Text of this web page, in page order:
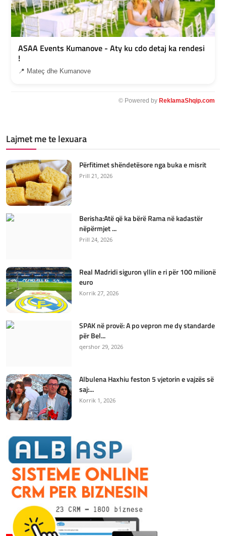
ASAA Events Kumanove - Aty ku cdo detaj ka rendesi
!
📍 Mateç dhe Kumanove
© Powered by ReklamaShqip.com
Lajmet me te lexuara
Përfitimet shëndetësore nga buka e misrit
Prill 21, 2026
Berisha:Atë që ka bërë Rama në kadastër
nëpërmjet ...
Prill 24, 2026
Real Madridi siguron yllin e ri për 100 milionë
euro
Korrik 27, 2026
SPAK në provë: A po vepron me dy standarde
për Bel...
qershor 29, 2026
Albulena Haxhiu feston 5 vjetorin e vajzës së
saj:...
Korrik 1, 2026